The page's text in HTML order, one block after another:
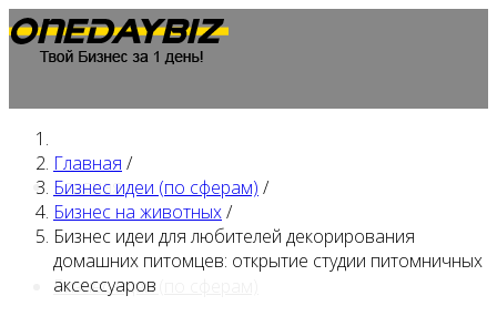
Главная
Бизнес идеи (по сферам)
Главная /
Бизнес идеи (по сферам) /
Бизнес на животных/
Бизнес идеи для любителей декорирования
домашних питомцев: открытие студии питомничных
аксессуаров